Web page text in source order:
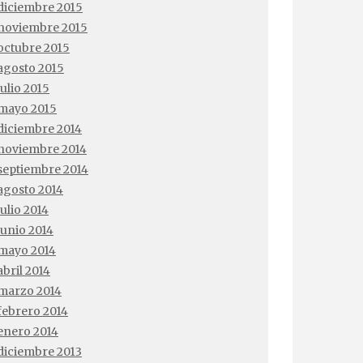
2015
2015
2015
2015
2015
2015
2014
2014
2014
2014
2014
2014
2014
2014
2014
2014
2014
2013